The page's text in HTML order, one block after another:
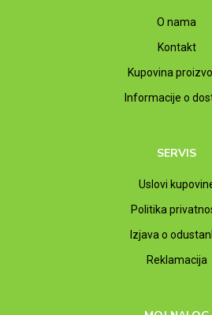
O nama
Kontakt
Kupovina
Informacije o
SERVIS
Uslovi
Politika
Izjava o
Reklamacija